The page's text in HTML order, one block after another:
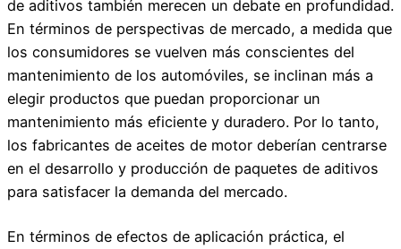
de aditivos también merecen un debate en profundidad.
En términos de perspectivas de mercado, a medida que
los consumidores se vuelven más conscientes del
mantenimiento de los automóviles, se inclinan más a
elegir productos que puedan proporcionar un
mantenimiento más eficiente y duradero. Por lo tanto,
los fabricantes de aceites de motor deberían centrarse
en el desarrollo y producción de paquetes de aditivos
para satisfacer la demanda del mercado.
En términos de efectos de aplicación práctica, el